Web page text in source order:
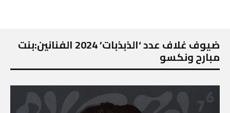
ضيوف غلاف عدد ‘الذبذبات’ 2024 الفنانين:بنت
مبارح ونكسو